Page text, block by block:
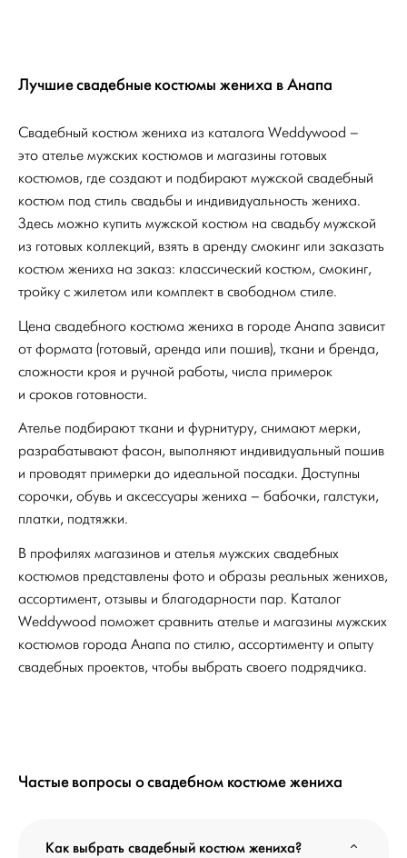
Лучшие свадебные костюмы жениха в Анапа
Свадебный костюм жениха из каталога Weddywood –
это ателье мужских костюмов и магазины готовых
костюмов, где создают и подбирают мужской свадебный
костюм под стиль свадьбы и индивидуальность жениха.
Здесь можно купить мужской костюм на свадьбу мужской
из готовых коллекций, взять в аренду смокинг или заказать
костюм жениха на заказ: классический костюм, смокинг,
тройку с жилетом или комплект в свободном стиле.
Цена свадебного костюма жениха в городе Анапа зависит
от формата (готовый, аренда или пошив), ткани и бренда,
сложности кроя и ручной работы, числа примерок
и сроков готовности.
Ателье подбирают ткани и фурнитуру, снимают мерки,
разрабатывают фасон, выполняют индивидуальный пошив
и проводят примерки до идеальной посадки. Доступны
сорочки, обувь и аксессуары жениха – бабочки, галстуки,
платки, подтяжки.
В профилях магазинов и ателья мужских свадебных
костюмов представлены фото и образы реальных женихов,
ассортимент, отзывы и благодарности пар. Каталог
Weddywood поможет сравнить ателье и магазины мужских
костюмов города Анапа по стилю, ассортименту и опыту
свадебных проектов, чтобы выбрать своего подрядчика.
Частые вопросы о свадебном костюме жениха
Как выбрать свадебный костюм жениха?